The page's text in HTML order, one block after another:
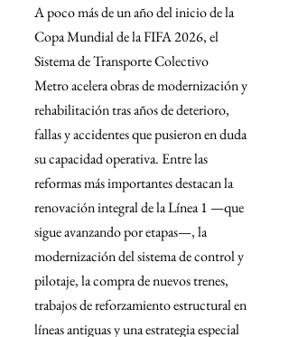
A poco más de un año del inicio de la
Copa Mundial de la FIFA 2026, el
Sistema de Transporte Colectivo
Metro acelera obras de modernización y
rehabilitación tras años de deterioro,
fallas y accidentes que pusieron en duda
su capacidad operativa. Entre las
reformas más importantes destacan la
renovación integral de la Línea 1 —que
sigue avanzando por etapas—, la
modernización del sistema de control y
pilotaje, la compra de nuevos trenes,
trabajos de reforzamiento estructural en
líneas antiguas y una estrategia especial